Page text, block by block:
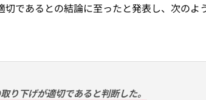
であるとの結論に至ったと発表し、次のよ
り下げが適切であると判断した。